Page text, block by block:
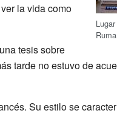
la vida como
tesis sobre
tarde no estuvo de
Su estilo se